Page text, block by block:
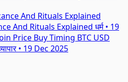
And Rituals Explained धर्म • 19
BTC USD
• 19 Dec 2025